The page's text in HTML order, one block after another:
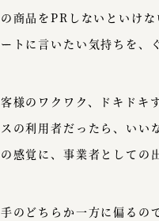
商品をPRしないといけな
トに言いたい気持ちを、
様のワクワク、ドキドキ
の利用者だったら、いい
感覚に、事業者としての
のどちらか一方に偏るの